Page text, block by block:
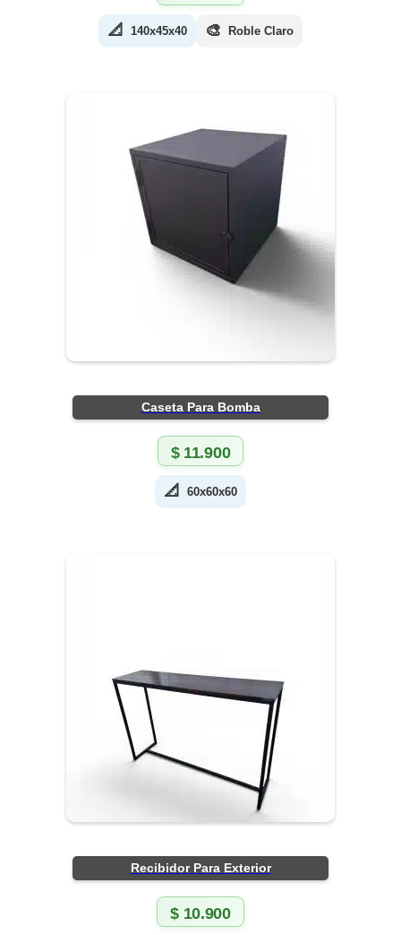
📐 140x45x40 🎨 Roble Claro
Caseta Para Bomba
$11.900
📐 60x60x60
Recibidor Para Exterior
$10.900